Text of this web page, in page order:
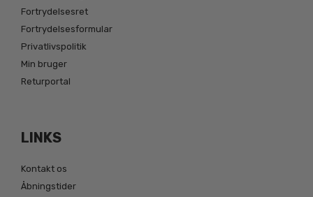
Fortrydelsesret
Fortrydelsesformular
Privatlivspolitik
Min bruger
Returportal
LINKS
Kontakt os
Åbningstider